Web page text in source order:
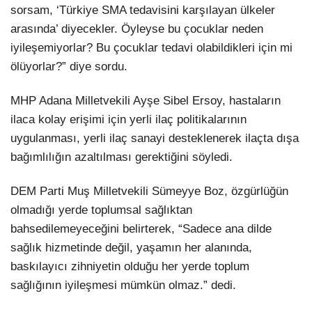
sorsam, ‘Türkiye SMA tedavisini karşılayan ülkeler
arasında’ diyecekler. Öyleyse bu çocuklar neden
iyileşemiyorlar? Bu çocuklar tedavi olabildikleri için mi
ölüyorlar?” diye sordu.
MHP Adana Milletvekili Ayşe Sibel Ersoy, hastaların
ilaca kolay erişimi için yerli ilaç politikalarının
uygulanması, yerli ilaç sanayi desteklenerek ilaçta dışa
bağımlılığın azaltılması gerektiğini söyledi.
DEM Parti Muş Milletvekili Sümeyye Boz, özgürlüğün
olmadığı yerde toplumsal sağlıktan
bahsedilemeyeceğini belirterek, “Sadece ana dilde
sağlık hizmetinde değil, yaşamın her alanında,
baskılayıcı zihniyetin olduğu her yerde toplum
sağlığının iyileşmesi mümkün olmaz.” dedi.